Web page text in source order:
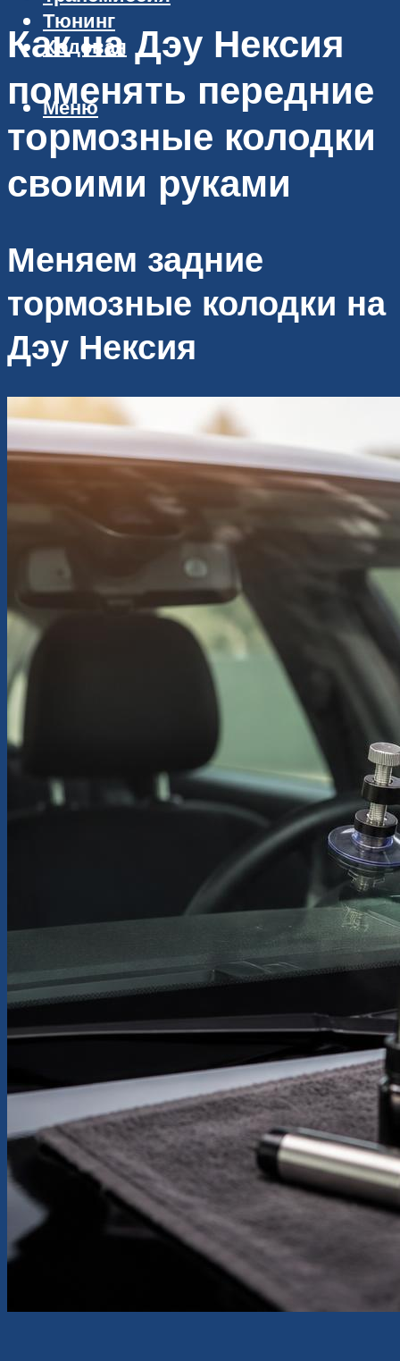
Тюнинг
Ходовая
Меню
Как на Дэу Нексия
поменять передние
тормозные колодки
своими руками
Меняем задние
тормозные колодки на
Дэу Нексия